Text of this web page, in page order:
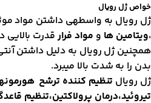
ژل رویال
رویال به واسطهی داشتن مواد
ویتامین هاو مواد فرارقدرت بالایی
ژل رویال به دلیل داشتن آنتی
را به شدت بالا میبرد.
رویال تنظیم کننده ترشح
پرولاکتین،تنظیم